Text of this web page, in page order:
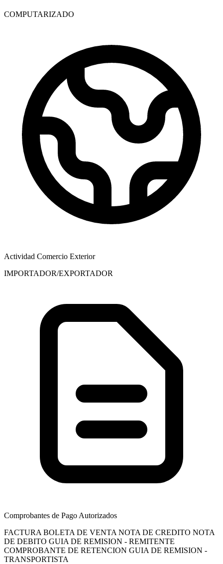
COMPUTARIZADO
Actividad Comercio Exterior
IMPORTADOR/EXPORTADOR
Comprobantes de Pago Autorizados
FACTURA BOLETA DE VENTA NOTA DE CREDITO NOTA
DE DEBITO GUIA DE REMISION - REMITENTE
COMPROBANTE DE RETENCION GUIA DE REMISION -
TRANSPORTISTA